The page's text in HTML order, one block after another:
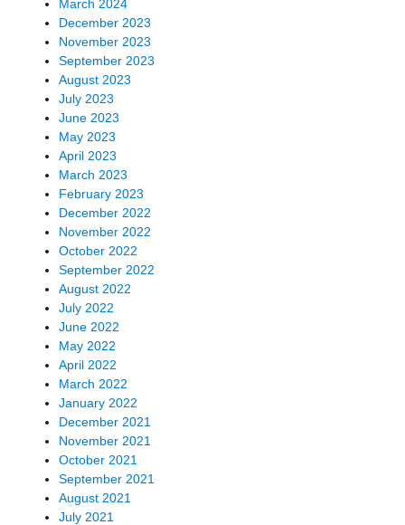
March 2024
December 2023
November 2023
September 2023
August 2023
July 2023
June 2023
May 2023
April 2023
March 2023
February 2023
December 2022
November 2022
October 2022
September 2022
August 2022
July 2022
June 2022
May 2022
April 2022
March 2022
January 2022
December 2021
November 2021
October 2021
September 2021
August 2021
July 2021